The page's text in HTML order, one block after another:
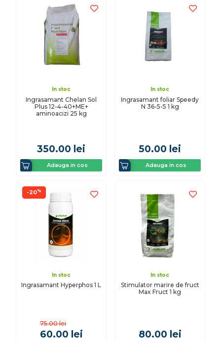
In stoc
Ingrasamant Chelan Sol
Plus 12-4-40+ME+
aminoacizi 25 kg
350.00 lei
Adauga in cos
In stoc
Ingrasamant foliar Speedy
N 36-5-5 1 kg
50.00 lei
Adauga in cos
-20%
In stoc
Ingrasamant Hyperphos 1 L
75.00 lei
60.00 lei
In stoc
Stimulator marire de fruct
Max Fruct 1 kg
80.00 lei